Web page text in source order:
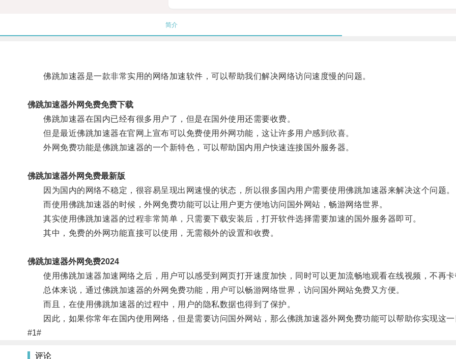
简介
佛跳加速器是一款非常实用的网络加速软件，可以帮助我们解决网络访问速度慢的问题。
佛跳加速器外网免费免费下载
佛跳加速器在国内已经有很多用户了，但是在国外使用还需要收费。
但是最近佛跳加速器在官网上宣布可以免费使用外网功能，这让许多用户感到欣喜。
外网免费功能是佛跳加速器的一个新特色，可以帮助国内用户快速连接国外服务器。
佛跳加速器外网免费最新版
因为国内的网络不稳定，很容易呈现出网速慢的状态，所以很多国内用户需要使用佛跳加速器来解决这个问题。
而使用佛跳加速器的时候，外网免费功能可以让用户更方便地访问国外网站，畅游网络世界。
其实使用佛跳加速器的过程非常简单，只需要下载安装后，打开软件选择需要加速的国外服务器即可。
其中，免费的外网功能直接可以使用，无需额外的设置和收费。
佛跳加速器外网免费2024
使用佛跳加速器加速网络之后，用户可以感受到网页打开速度加快，同时可以更加流畅地观看在线视频，不再卡
总体来说，通过佛跳加速器的外网免费功能，用户可以畅游网络世界，访问国外网站免费又方便。
而且，在使用佛跳加速器的过程中，用户的隐私数据也得到了保护。
因此，如果你常年在国内使用网络，但是需要访问国外网站，那么佛跳加速器外网免费功能可以帮助你实现这一
#1#
评论